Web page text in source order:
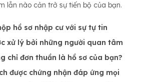
lẫn nào cản trở sự tiến bộ của bạn.
hồ sơ nhập cư với sự tự tin
xử lý bởi những người quan tâm
chỉ đơn thuần là hồ sơ của bạn?
được chứng nhận đáp ứng mọi